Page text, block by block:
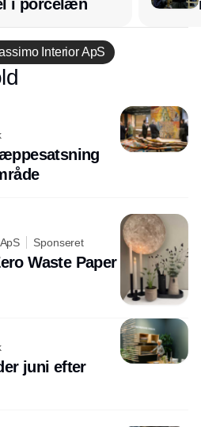
i porcelæn
Interior ApS
Annonce
Sponseret
Waste Paper
juni efter